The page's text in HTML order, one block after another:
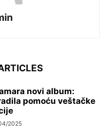
novi album:
pomoću veštačke
2025